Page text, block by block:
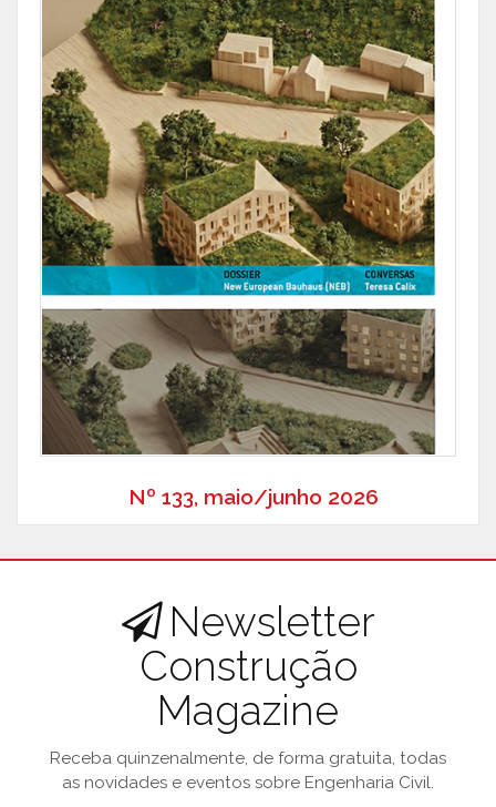
Nº 133, maio/junho 2026
Newsletter
Construção
Magazine
Receba quinzenalmente, de forma gratuita, todas
as novidades e eventos sobre Engenharia Civil.